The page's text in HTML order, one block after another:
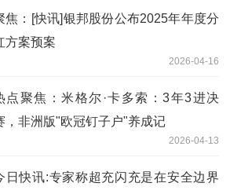
焦：[快讯]银邦股份公布2025年年度分
方案预案
2026-04-16
点聚焦：米格尔·卡多索：3年3进决
，非洲版"欧冠钉子户"养成记
2026-04-13
日快讯:专家称超充闪充是在安全边界